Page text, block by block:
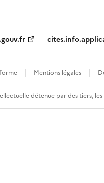
Mentions légales
détenue par des tiers,